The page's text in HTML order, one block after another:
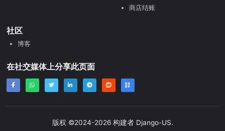
商店结账
社区
博客
在社交媒体上分享此页面
版权 ©2024-2026 构建者 Django-US.